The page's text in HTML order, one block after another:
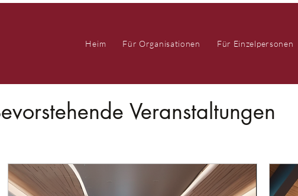
Heim Für Organisationen Für Einzelpersonen
Veranstaltungen